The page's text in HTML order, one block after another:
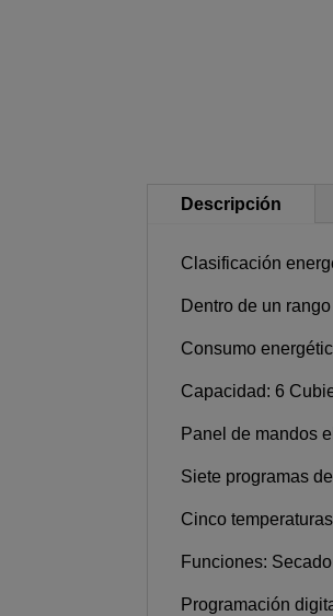
Descripción
Clasificación
Dentro de un
Consumo
Capacidad: 6
Panel de mandos
Siete programas
Cinco
Funciones: Secado
Programación